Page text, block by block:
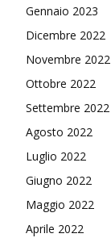
Gennaio 2023
Dicembre 2022
Novembre 2022
Ottobre 2022
Settembre 2022
Agosto 2022
Luglio 2022
Giugno 2022
Maggio 2022
Aprile 2022